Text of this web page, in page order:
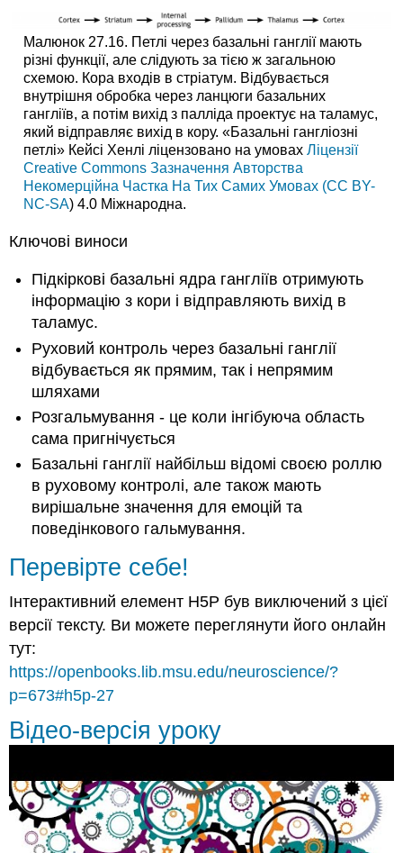
Малюнок 27.16. Петлі через базальні ганглії мають
різні функції, але слідують за тією ж загальною
схемою. Кора входів в стріатум. Відбувається
внутрішня обробка через ланцюги базальних
гангліїв, а потім вихід з палліда проектує на таламус,
який відправляє вихід в кору. «Базальні гангліозні
петлі» Кейсі Хенлі ліцензовано на умовах Ліцензії
Creative Commons Зазначення Авторства
Некомерційна Частка На Тих Самих Умовах (CC BY-
NC-SA) 4.0 Міжнародна.
Ключові виноси
Підкіркові базальні ядра гангліїв отримують
інформацію з кори і відправляють вихід в
таламус.
Руховий контроль через базальні ганглії
відбувається як прямим, так і непрямим
шляхами
Розгальмування - це коли інгібуюча область
сама пригнічується
Базальні ганглії найбільш відомі своєю роллю
в руховому контролі, але також мають
вирішальне значення для емоцій та
поведінкового гальмування.
Перевірте себе!
Інтерактивний елемент H5P був виключений з цієї
версії тексту. Ви можете переглянути його онлайн
тут:
https://openbooks.lib.msu.edu/neuroscience/?
p=673#h5p-27
Відео-версія уроку